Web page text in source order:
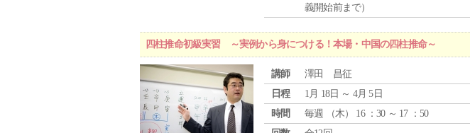
義開始前まで）
四柱推命初級実習 ～実例から身につける！本場・中国の四柱推命～
講師
澤田 昌征
日程
1月 18日 ～ 4月 5日
時間
毎週 （木） 16 ：30 ～ 17 ：50